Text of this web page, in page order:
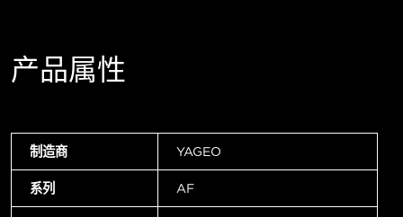
产品属性
制造商 YAGEO
系列 AF